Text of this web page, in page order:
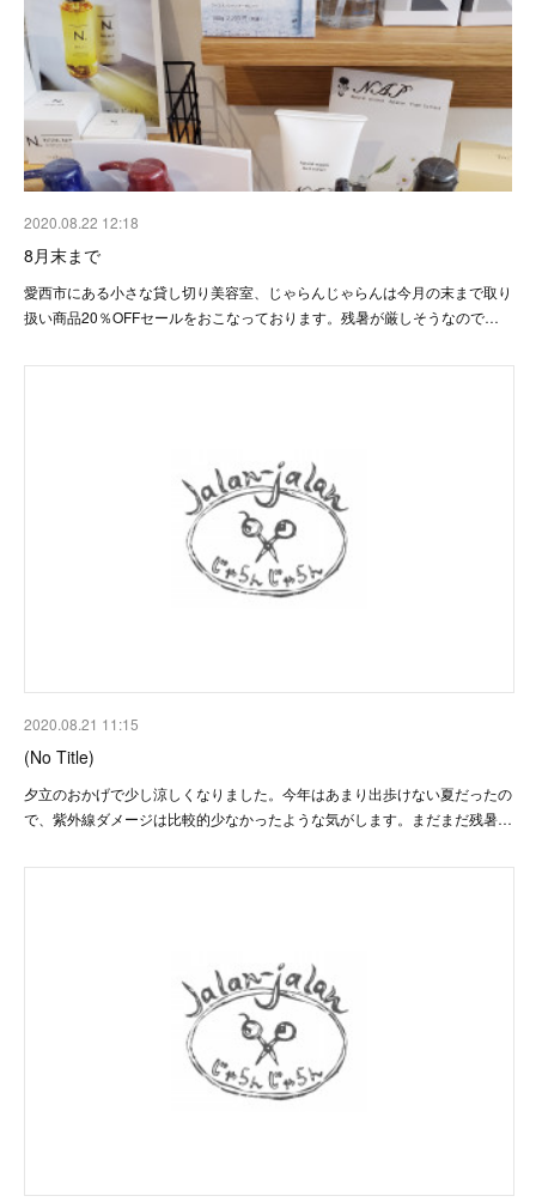
2020.08.22 12:18
8月末まで
愛西市にある小さな貸し切り美容室、じゃらんじゃらんは今月の末まで取り
扱い商品20％OFFセールをおこなっております。残暑が厳しそうなので…
2020.08.21 11:15
(No Title)
夕立のおかげで少し涼しくなりました。今年はあまり出歩けない夏だったの
で、紫外線ダメージは比較的少なかったような気がします。まだまだ残暑…